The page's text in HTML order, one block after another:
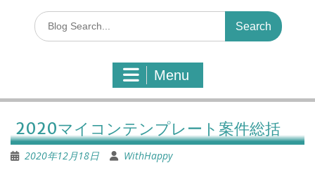
S
e
o
r
:
Menu
2020マイコンテンプレート案件総括
2020年12月18日 WithHappy